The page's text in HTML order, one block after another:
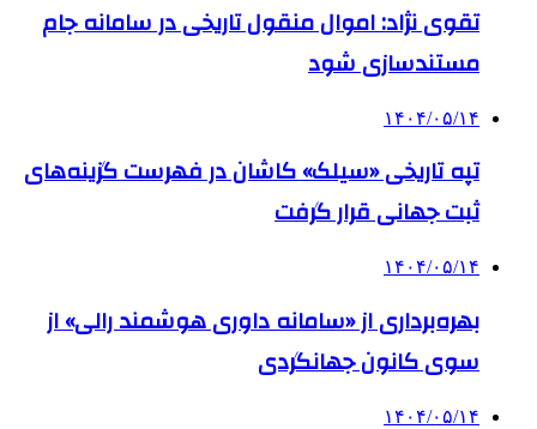
تقوی نژاد: اموال منقول تاریخی در سامانه جام
مستندسازی شود
۱۴۰۴/۰۵/۱۴
تپه تاریخی «سیلک» کاشان در فهرست گزینه‌های
ثبت جهانی قرار گرفت
۱۴۰۴/۰۵/۱۴
بهره‌برداری از «سامانه داوری هوشمند رالی» از
سوی کانون جهانگردی
۱۴۰۴/۰۵/۱۴